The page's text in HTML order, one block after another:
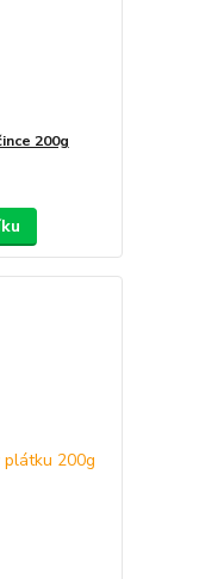
200g